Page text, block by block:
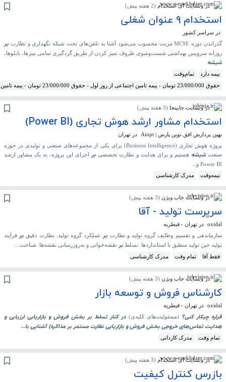
در وبسایت ای استخدام (2 هفته پیش )
استخدام ۹ عنوان شغلی
در سراسر کشور
گذراندن دوره MCSE مزیت محسوب می‌شود آشنا به تلفن‌های تحت شبکه نگهداری و نظارت
بر
روزانه سرویس بهداشتی شست‌وشوی ظروف تمیز کردن از طریق گردگیری تمامی میزها، تابلوها،
شیشه
بیمه دارد
تمام‌وقت
حقوق 23/000/000 تومان - بیمه تامین اجتماعی از روز اول - حقوق 23/000/000 تومان - بیمه تامین اجتماعی از روز اول - بیمه دارد - حقوق ماهانه 23/000/000+%5 پورسانت - بیمه تامین اجتماعی از روز اول - حقوق توافقی در روز مصاحبه اعلام میشود - بیمه تامین اجتماعی از روز اول - حقوق توافقی در روز مصاحبه اعلام میشود - بیمه تامین اجتماعی از روز اول - حقوق 23/000/000 تومان - بیمه تامین اجتماعی از روز اول - بیمه دارد - حقوق 23-26 میلیون تومان - بیمه تامین اجتماعی - حقوق 23/000/000
در وبسایت جابینجا (3 هفته پیش )
استخدام مشاور ارشد هوش تجاری (Power BI)
بهین پردازش افق نوین پارس | Aiopt
در تهران
پروژه هوش تجاری (Business Intelligence) برای یکی از مجموعه‌های صنعتی و تولیدی در حوزه
صنعتشیشه هستیم و برای هدایت و نظارت تخصصیبر اجرای این پروژه، به یک مشاور ارشد
Power BI و...
نیمه‌وقت
مدرک کارشناسی
در وبسایت جاب ویژن (3 هفته پیش )
سرپرست تولید - آقا
oxidal در تهران - قیطریه
سازماندهی و تقسیم وظایف گروه تولید و نظارت بر عملکرد گروه تولید. نظارت دقیق بر فرآیند
تولید حین تولید منطبق با استانداردها. تسلط بر نقشه‌خوانی و به‌روزرسانی نقشه‌ها. شناخت...
فقط آقا
تمام وقت مدرک کارشناسی
در وبسایت جاب ویژن (3 هفته پیش )
کارشناس فروش و توسعه بازار
oxidal در تهران - قیطریه
قراره چیکار کنی؟ (مسئولیت‌های کلیدی)در کنار تسلط بر بخش فروش و بازاریابی ارزیابی و
هدایت تماس‌های خروجی بخش فروش و بازاریابی نظارت مستمر بر مذاکره) آشنایی با...
تمام وقت مدرک کاردانی
در وبسایت ای استخدام (3 هفته پیش )
بازرس کنترل کیفیت